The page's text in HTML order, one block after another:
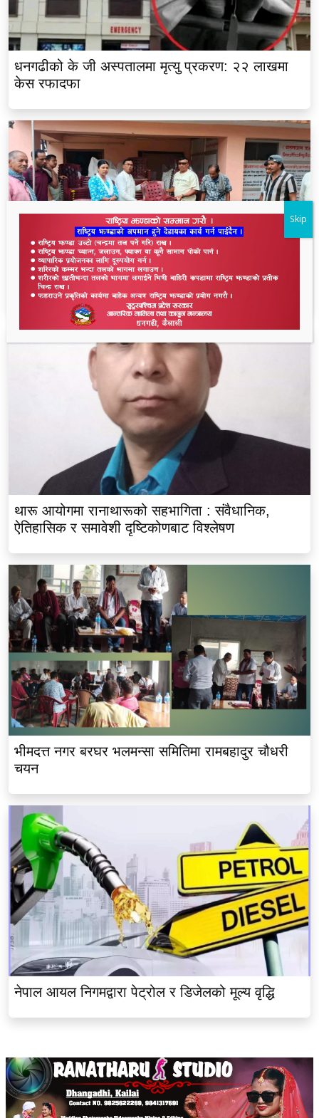
धनगढीको के जी अस्पतालमा मृत्यु प्रकरण: २२ लाखमा
केस रफादफा
लालझाडीका सम्पूर्ण भलमन्सालाई सम्मानसहित कुर्सी
हस्तान्तरण
थारू आयोगमा रानाथारूको सहभागिता : संवैधानिक,
ऐतिहासिक र समावेशी दृष्टिकोणबाट विश्लेषण
भीमदत्त नगर बरघर भलमन्सा समितिमा रामबहादुर चौधरी
चयन
नेपाल आयल निगमद्वारा पेट्रोल र डिजेलको मूल्य वृद्धि
Skip